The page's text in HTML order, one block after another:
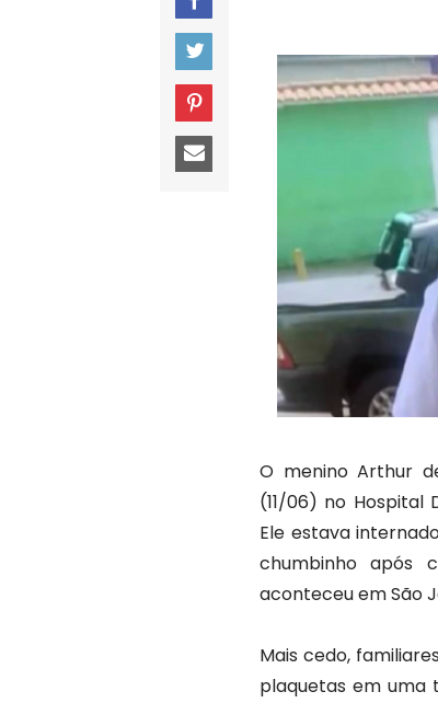
O menino Arthur
(11/06) no Hospital
Ele estava
chumbinho após
aconteceu em São
Mais cedo,
plaquetas em uma